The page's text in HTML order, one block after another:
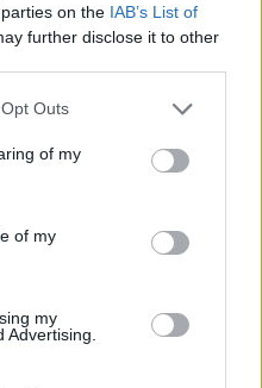
on the IAB’s List of
further disclose it to other
Outs
of my
of my
my
Advertising.